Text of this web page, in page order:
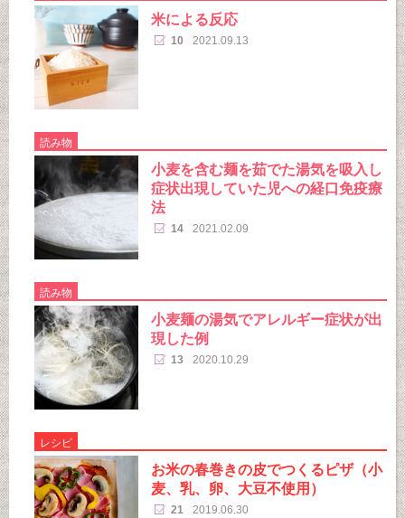
米による反応
10 2021.09.13
読み物
小麦を含む麺を茹でた湯気を吸入し
症状出現していた児への経口免疫療
法
14 2021.02.09
読み物
小麦麺の湯気でアレルギー症状が出
現した例
13 2020.10.29
レシピ
お米の春巻きの皮でつくるピザ（小
麦、乳、卵、大豆不使用）
21 2019.06.30